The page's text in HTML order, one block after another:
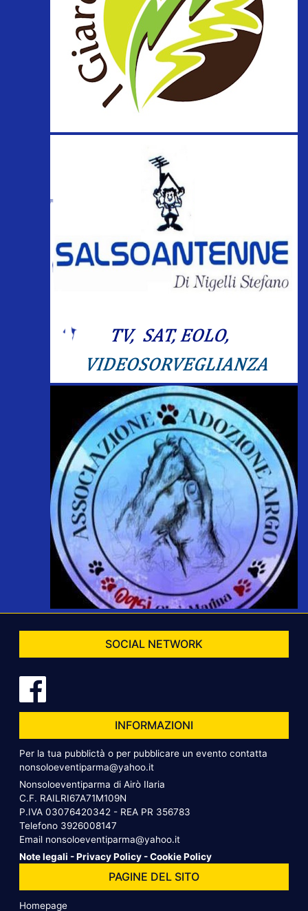
SOCIAL NETWORK
INFORMAZIONI
Per la tua pubblictà o per pubblicare un evento contatta
nonsoloeventiparma@yahoo.it
Nonsoloeventiparma di Airò Ilaria
C.F. RAILRI67A71M109N
P.IVA 03076420342 - REA PR 356783
Telefono 3926008147
Email nonsoloeventiparma@yahoo.it
Note legali -Privacy Policy -Cookie Policy
PAGINE DEL SITO
Homepage